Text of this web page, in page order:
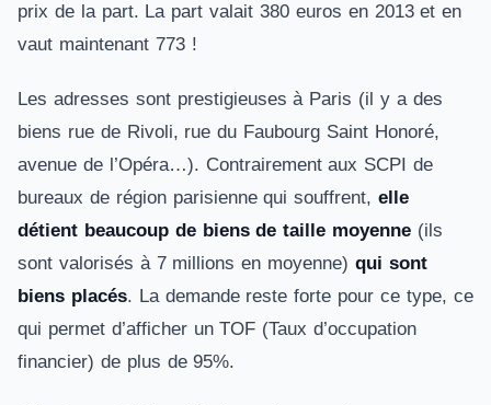
prix de la part. La part valait 380 euros en 2013 et en
vaut maintenant 773 !
Les adresses sont prestigieuses à Paris (il y a des
biens rue de Rivoli, rue du Faubourg Saint Honoré,
avenue de l’Opéra…). Contrairement aux SCPI de
bureaux de région parisienne qui souffrent,elle
détient beaucoup de biens de taille moyenne (ils
sont valorisés à 7 millions en moyenne) qui sont
biens placés. La demande reste forte pour ce type, ce
qui permet d’afficher un TOF (Taux d’occupation
financier) de plus de 95%.